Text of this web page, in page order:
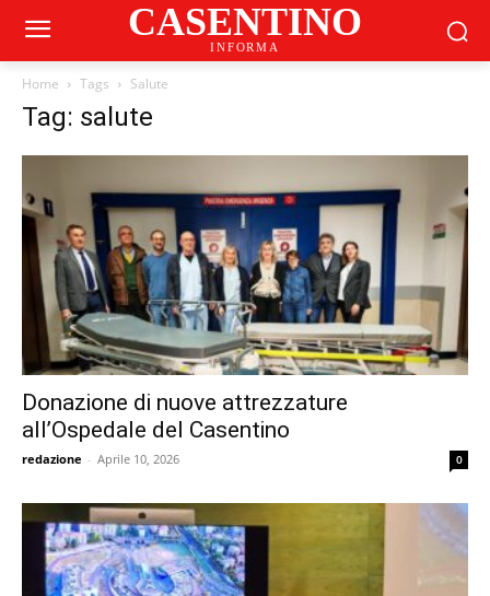
CASENTINO
INFORMA
Home Tags Salute
Tag: salute
Donazione di nuove attrezzature
all’Ospedale del Casentino
redazione - Aprile 10, 2026 0